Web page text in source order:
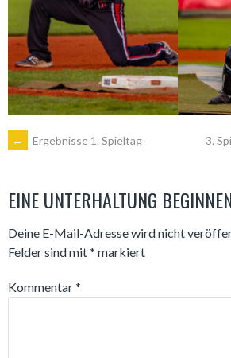
ARTIKEL-
NAVIGATION
← Ergebnisse 1. Spieltag
3.
EINE UNTERHALTUNG
Deine E-Mail-Adresse wird nicht
Felder sind mit* markiert
Kommentar*